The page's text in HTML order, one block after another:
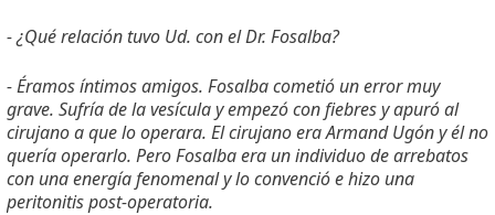
- ¿Qué relación tuvo Ud. con el Dr. Fosalba?
- Éramos íntimos amigos. Fosalba cometió un error muy
grave. Sufría de la vesícula y empezó con fiebres y apuró al
cirujano a que lo operara. El cirujano era Armand Ugón y él no
quería operarlo. Pero Fosalba era un individuo de arrebatos
con una energía fenomenal y lo convenció e hizo una
peritonitis post-operatoria.